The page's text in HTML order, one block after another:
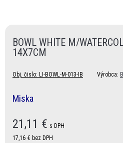
BOWL WHITE M/
14X7CM
Obj. čislo: LI-BOWL-M-013-IB Výrobca:
Miska
21,11 € s DPH
17,16 € bez DPH